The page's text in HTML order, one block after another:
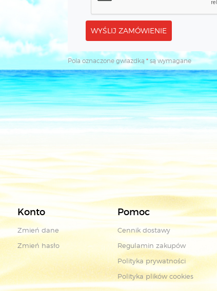
WYŚLIJ ZAMÓWIENIE
Pola oznaczone gwiazdką *są wymagane
Konto
Zmień dane
Zmień hasło
Pomoc
Cennik dostawy
Regulamin zakupów
Polityka prywatności
Polityka plików cookies